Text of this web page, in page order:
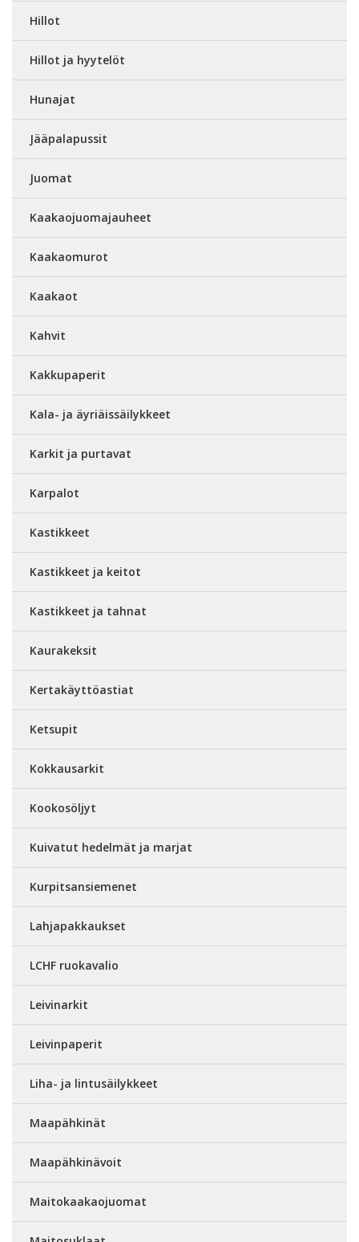
Hillot
Hillot ja hyytelöt
Hunajat
Jääpalapussit
Juomat
Kaakaojuomajauheet
Kaakaomurot
Kaakaot
Kahvit
Kakkupaperit
Kala- ja äyriäissäilykkeet
Karkit ja purtavat
Karpalot
Kastikkeet
Kastikkeet ja keitot
Kastikkeet ja tahnat
Kaurakeksit
Kertakäyttöastiat
Ketsupit
Kokkausarkit
Kookosöljyt
Kuivatut hedelmät ja marjat
Kurpitsansiemenet
Lahjapakkaukset
LCHF ruokavalio
Leivinarkit
Leivinpaperit
Liha- ja lintusäilykkeet
Maapähkinät
Maapähkinävoit
Maitokaakaojuomat